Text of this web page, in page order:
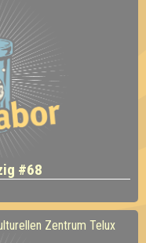
#68
Zentrum Telux